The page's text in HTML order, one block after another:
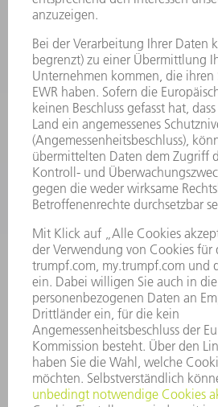
MASCHINEN & SYSTEME
LEISTUNGSELEKTRONIK
ELEKTROWERKZEUGE
SMART FACTORY
SOFTWARE
SERVICES
ANWENDUNGEN
BRANCHEN
UNTERNEHMEN
KARRIERE
STELLENANGEBOTE
UNTERNEHMENSPROFIL
GESCHÄFTSBERICHT
UNTERNEHMENSGRUNDSÄTZE
COMPLIANCE
HINWEISGEBERSYSTEM
SECURITY
PRESSEMITTEILUNGEN
MAGAZINE
LIEFERANTEN
NACHHALTIGKEIT
UMWELT & KLIMA
SOZIALES & GESELLSCHAFT